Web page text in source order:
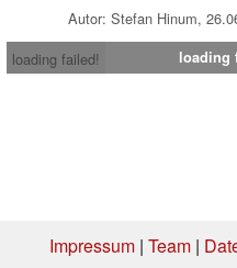
Autor: Stefan Hinum,
loading failed!
loading
Impressum| Team|